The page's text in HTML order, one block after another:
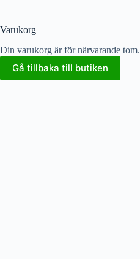
Varukorg
Din varukorg är för närvarande tom.
Gå tillbaka till butiken